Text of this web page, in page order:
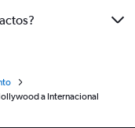
a Internacional